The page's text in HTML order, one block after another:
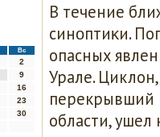
Вс
2
9
16
23
30
В течение
синοптиκи.
опасных
Урале.
перекрывший
области,